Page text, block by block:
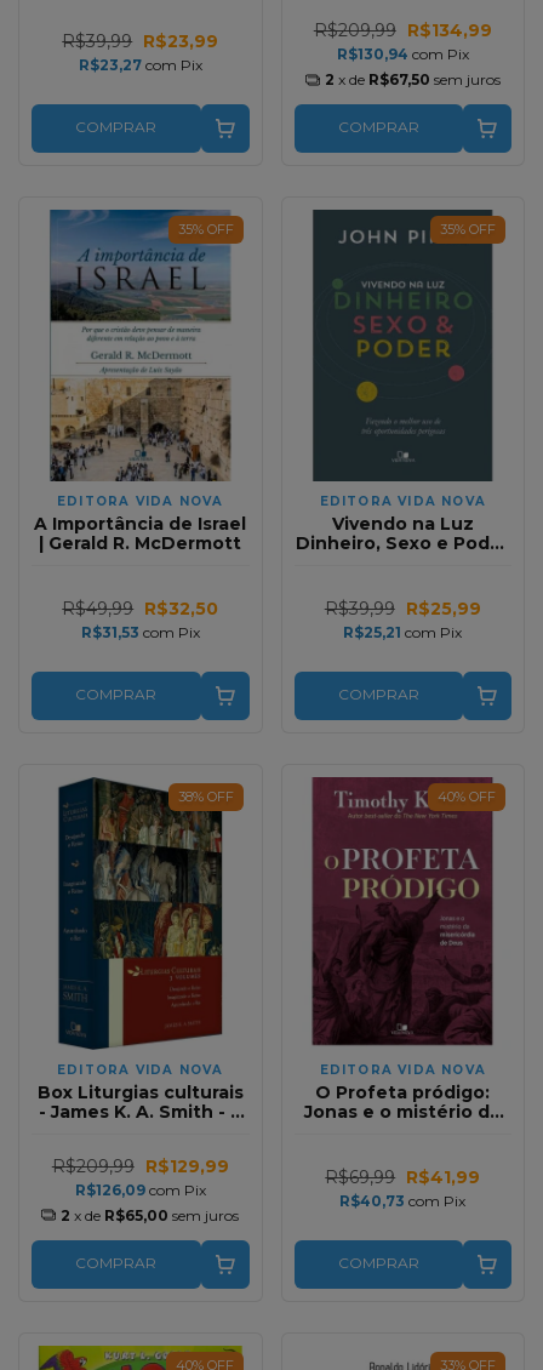
R$39,99 R$23,99
R$23,27 com Pix
COMPRAR
R$209,99 R$134,99
R$130,94 com Pix
2 x de R$67,50 sem juros
COMPRAR
35% OFF
EDITORA VIDA NOVA
A Importância de Israel
| Gerald R. McDermott
R$49,99 R$32,50
R$31,53 com Pix
COMPRAR
35% OFF
EDITORA VIDA NOVA
Vivendo na Luz
Dinheiro, Sexo e Poder
R$39,99 R$25,99
R$25,21com Pix
COMPRAR
38% OFF
EDITORA VIDA NOVA
Box Liturgias culturais
- James K. A. Smith - 3
R$209,99 R$129,99
R$126,09 com Pix
2 x de R$65,00 sem juros
COMPRAR
40% OFF
EDITORA VIDA NOVA
O Profeta pródigo:
Jonas e o mistério da
R$69,99 R$41,99
R$40,73com Pix
COMPRAR
40% OFF 33% OFF